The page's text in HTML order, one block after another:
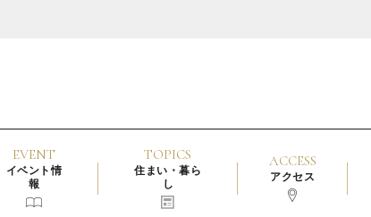
EVENT
イベント情
報
TOPICS
住まい・暮ら
し
ACCESS
アクセス